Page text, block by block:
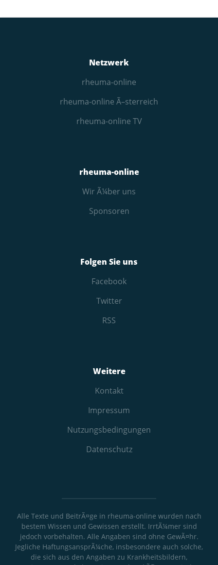
Netzwerk
rheuma-online
rheuma-online Ã–sterreich
rheuma-online TV
rheuma-online
Wir Ã¼ber uns
Sponsoren
Folgen Sie uns
Facebook
Twitter
RSS
Weitere
Kontakt
Impressum
Nutzungs­bedingungen
Datenschutz
Alle Texte und BeitrÃ¤ge in rheuma-online wurden nach
bestem Wissen und Gewissen erstellt. IrrtÃ¼mer sind
jedoch vorbehalten. Alle Angaben sind ohne GewÃ¤hr.
Jegliche HaftungsansprÃ¼che, insbesondere auch solche,
die sich aus den Angaben zu Krankheitsbildern,